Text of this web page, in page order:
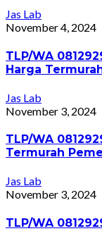
Jas Lab
November 4, 2024
TLP/WA
Harga
Jas Lab
November 3, 2024
TLP/WA
Termurah
Jas Lab
November 3, 2024
TLP/WA